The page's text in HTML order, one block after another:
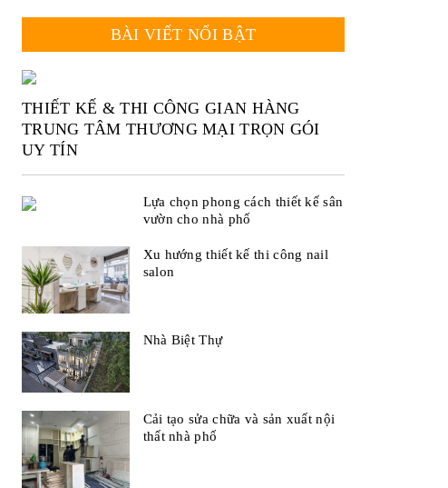
BÀI VIẾT NỔI BẬT
THIẾT KẾ & THI CÔNG GIAN HÀNG
TRUNG TÂM THƯƠNG MẠI TRỌN GÓI
UY TÍN
Lựa chọn phong cách thiết kế sân
vườn cho nhà phố
Xu hướng thiết kế thi công nail
salon
Nhà Biệt Thự
Cải tạo sửa chữa và sản xuất nội
thất nhà phố